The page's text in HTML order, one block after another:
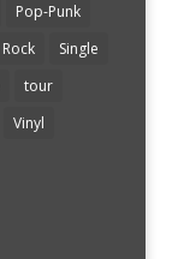
Pop-Punk
Rock
Single
tour
Vinyl